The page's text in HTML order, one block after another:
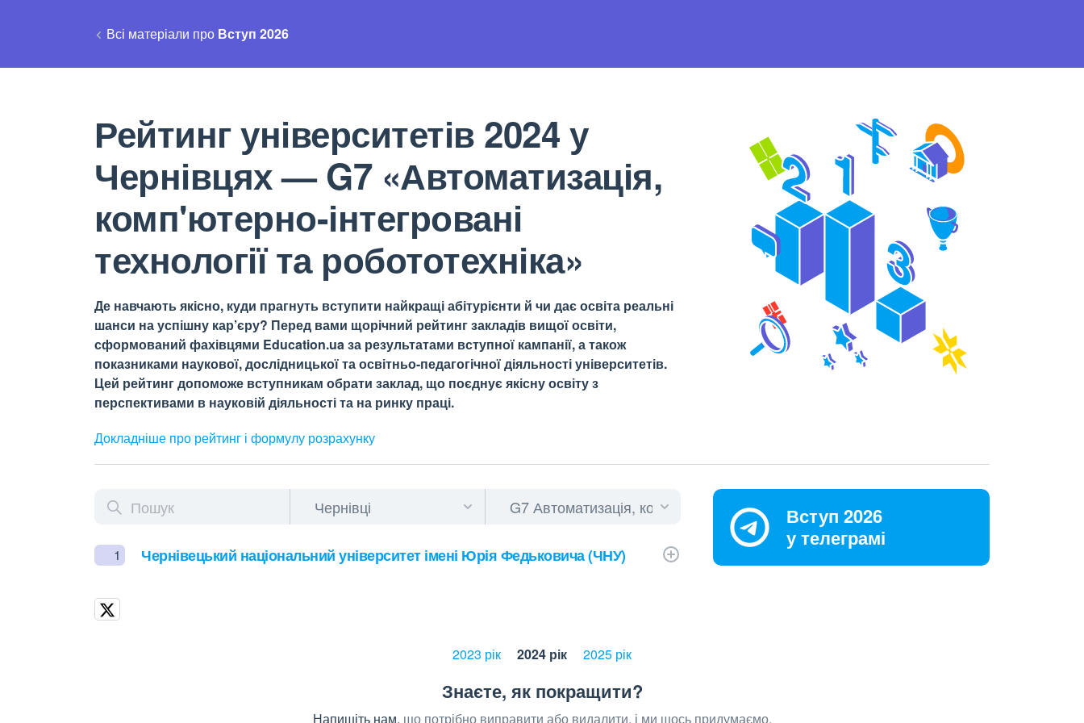
Всі матеріали про Вступ 2026
Рейтинг університетів 2024 у
Чернівцях — G7 «Автоматизація,
комп'ютерно-інтегровані
технології та робототехніка»
Де навчають якісно, куди прагнуть вступити найкращі абітурієнти й чи дає освіта реальні
шанси на успішну кар’єру? Перед вами щорічний рейтинг закладів вищої освіти,
сформований фахівцями Education.ua за результатами вступної кампанії, а також
показниками наукової, дослідницької та освітньо-педагогічної діяльності університетів.
Цей рейтинг допоможе вступникам обрати заклад, що поєднує якісну освіту з
перспективами в науковій діяльності та на ринку праці.
Докладніше про рейтинг і формулу розрахунку
1 Чернівецький національний університет імені Юрія Федьковича (ЧНУ)
Вступ 2026
у телеграмі
2023 рік 2024 рік 2025 рік
Знаєте, як покращити?
Напишіть нам, що потрібно виправити або видалити, і ми щось придумаємо.